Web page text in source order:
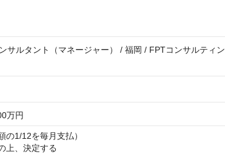
サルタント（マネージャー） / 福岡 / FPTコンサルティン
万円
の1/12を毎月支払）
上、決定する